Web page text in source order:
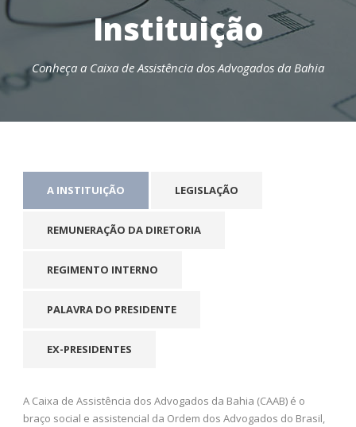
Instituição
Conheça a Caixa de Assistência dos Advogados da Bahia
A INSTITUIÇÃO LEGISLAÇÃO
REMUNERAÇÃO DA DIRETORIA
REGIMENTO INTERNO
PALAVRA DO PRESIDENTE
EX-PRESIDENTES
A Caixa de Assistência dos Advogados da Bahia (CAAB) é o
braço social e assistencial da Ordem dos Advogados do Brasil,